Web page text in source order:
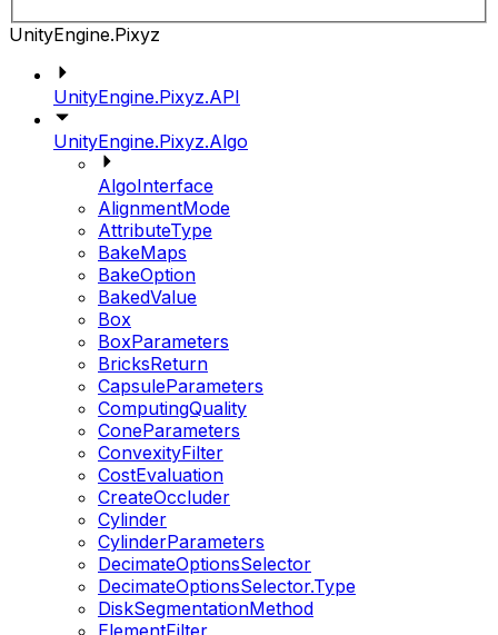
UnityEngine.Pixyz
UnityEngine.Pixyz.API
UnityEngine.Pixyz.Algo
AlgoInterface
AlignmentMode
AttributeType
BakeMaps
BakeOption
BakedValue
Box
BoxParameters
BricksReturn
CapsuleParameters
ComputingQuality
ConeParameters
ConvexityFilter
CostEvaluation
CreateOccluder
Cylinder
CylinderParameters
DecimateOptionsSelector
DecimateOptionsSelector.Type
DiskSegmentationMethod
ElementFilter